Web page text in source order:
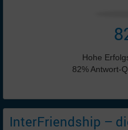
Hohe
82% Antwort-
InterFriendship –